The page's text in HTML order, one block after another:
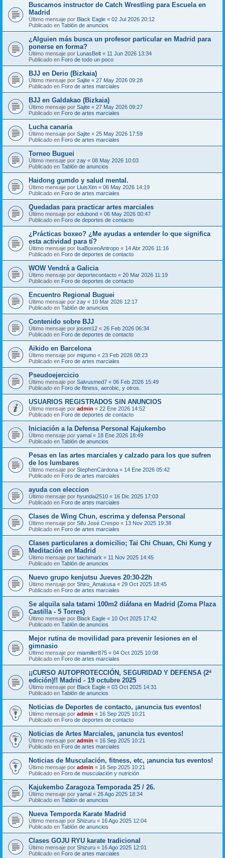
Buscamos instructor de Catch Wrestling para Escuela en
Madrid
Último mensaje por Black Eagle « 02 Jul 2026 20:12
Publicado en Tablón de anuncios
¿Alguien más busca un profesor particular en Madrid para
ponerse en forma?
Último mensaje por LunasBelt « 11 Jun 2026 13:34
Publicado en Foro de todo un poco
BJJ en Derio (Bizkaia)
Último mensaje por Sajite « 27 May 2026 09:28
Publicado en Foro de artes marciales
BJJ en Galdakao (Bizkaia)
Último mensaje por Sajite « 27 May 2026 09:27
Publicado en Foro de artes marciales
Lucha canaria
Último mensaje por Sajite « 25 May 2026 17:59
Publicado en Foro de artes marciales
Torneo Buguei
Último mensaje por zay « 08 May 2026 10:03
Publicado en Tablón de anuncios
Haidong gumdo y salud mental.
Último mensaje por LluisXim « 06 May 2026 14:19
Publicado en Foro de artes marciales
Quedadas para practicar artes marciales
Último mensaje por edubond « 06 May 2026 00:47
Publicado en Foro de deportes de contacto
¿Prácticas boxeo? ¿Me ayudas a entender lo que significa
esta actividad para tí?
Último mensaje por IsaBoxeoAntropo « 14 Abr 2026 11:16
Publicado en Foro de deportes de contacto
WOW Vendrá a Galicia
Último mensaje por deportecontacto « 20 Mar 2026 11:19
Publicado en Foro de deportes de contacto
Encuentro Regional Buguei
Último mensaje por zay « 10 Mar 2026 12:17
Publicado en Tablón de anuncios
Contenido sobre BJJ
Último mensaje por josem12 « 26 Feb 2026 06:34
Publicado en Foro de deportes de contacto
Aikido en Barcelona
Último mensaje por migumo « 23 Feb 2026 08:23
Publicado en Foro de artes marciales
Pseudoejercicio
Último mensaje por Salvusmed7 « 06 Feb 2026 15:49
Publicado en Foro de fitness, aerobic, y otros.
USUARIOS REGISTRADOS SIN ANUNCIOS
Último mensaje por admin « 22 Ene 2026 14:52
Publicado en Foro de deportes de contacto
Iniciación a la Defensa Personal Kajukembo
Último mensaje por yamal « 18 Ene 2026 18:49
Publicado en Tablón de anuncios
Pesas en las artes marciales y calzado para los que sufren
de los lumbares
Último mensaje por StephenCardona « 14 Ene 2026 05:42
Publicado en Foro de artes marciales
ayuda con eleccion
Último mensaje por hyundai2510 « 16 Dic 2025 17:03
Publicado en Foro de artes marciales
Clases de Wing Chun, escrima y defensa Personal
Último mensaje por Sifu José Crespo « 13 Nov 2025 19:38
Publicado en Foro de artes marciales
Clases particulares a domicilio; Tai Chi Chuan, Chi Kung y
Meditación en Madrid
Último mensaje por taichimark « 11 Nov 2025 14:45
Publicado en Tablón de anuncios
Nuevo grupo kenjutsu Jueves 20:30-22h
Último mensaje por Shiro_Amakusa « 29 Oct 2025 18:45
Publicado en Foro de artes marciales
Se alquila sala tatami 100m2 diáfana en Madrid (Zoma Plaza
Castilla - 5 Torres)
Último mensaje por Black Eagle « 10 Oct 2025 17:42
Publicado en Tablón de anuncios
Mejor rutina de movilidad para prevenir lesiones en el
gimnasio
Último mensaje por miamiller875 « 04 Oct 2025 10:08
Publicado en Foro de artes marciales
¡¡CURSO AUTOPROTECCIÓN, SEGURIDAD Y DEFENSA (2ª
edición)!! Madrid - 19 octubre 2025
Último mensaje por Black Eagle « 03 Oct 2025 14:31
Publicado en Tablón de anuncios
Noticias de Deportes de contacto, ¡anuncia tus eventos!
Último mensaje por admin « 16 Sep 2025 10:21
Publicado en Foro de deportes de contacto
Noticias de Artes Marciales, ¡anuncia tus eventos!
Último mensaje por admin « 16 Sep 2025 10:21
Publicado en Foro de artes marciales
Noticias de Musculación, fitness, etc, ¡anuncia tus eventos!
Último mensaje por admin « 16 Sep 2025 10:21
Publicado en Foro de musculación y nutrición
Kajukembo Zaragoza Temporada 25 / 26.
Último mensaje por yamal « 26 Ago 2025 18:34
Publicado en Tablón de anuncios
Nueva Temporda Karate Madrid
Último mensaje por Shizuru « 16 Ago 2025 12:04
Publicado en Tablón de anuncios
Clases GOJU RYU karate tradicional
Último mensaje por Shizuru « 16 Ago 2025 12:01
Publicado en Foro de artes marciales